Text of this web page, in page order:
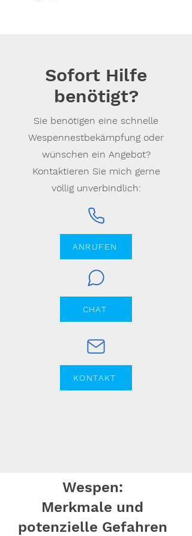
Sofort Hilfe
benötigt?
Sie benötigen eine schnelle
Wespennestbekämpfung oder
wünschen ein Angebot?
Kontaktieren Sie mich gerne
völlig unverbindlich:
ANRUFEN
CHAT
KONTAKT
Wespen:
Merkmale und
potenzielle Gefahren